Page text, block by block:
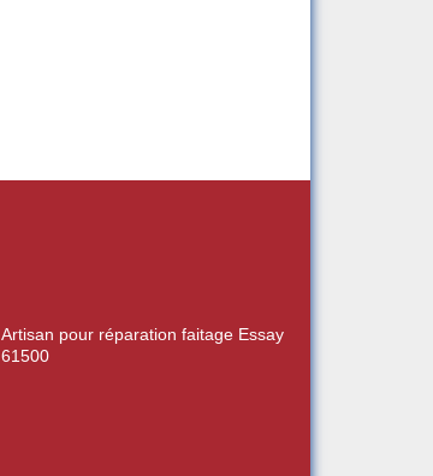
Artisan pour réparation faitage Essay
61500